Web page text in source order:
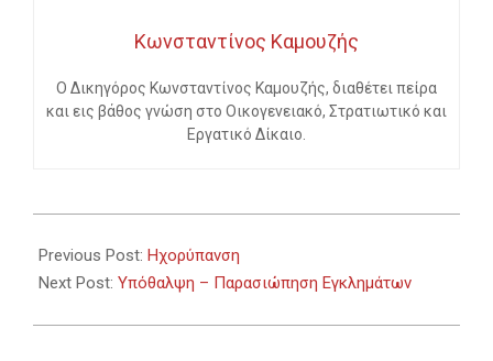
Κωνσταντίνος Καμουζής
Ο Δικηγόρος Κωνσταντίνος Καμουζής, διαθέτει πείρα
και εις βάθος γνώση στο Οικογενειακό, Στρατιωτικό και
Εργατικό Δίκαιο.
05-
27
Previous Post: Ηχορύπανση
Next Post: Υπόθαλψη – Παρασιώπηση Εγκλημάτων